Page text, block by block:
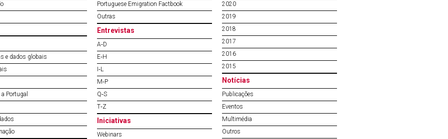
e dados globais
Portugal
Portuguese Emigration Factbook
Outras
Entrevistas
A‐D
E‐H
I‐L
M‐P
Q‐S
T‐Z
Iniciativas
Webinars
2020
2019
2018
2017
2016
2015
Notícias
Publicações
Eventos
Multimédia
Outros